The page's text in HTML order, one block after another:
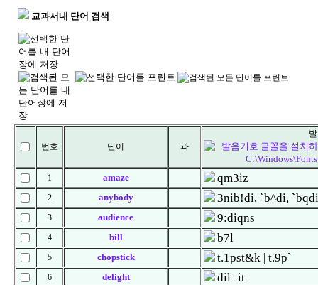
교과서내 단어 검색
번호 단어 과
1 amaze qm3iz
2 anybody 3nib!di, `b^di,
3 audience 9:diqns
4 bill b7l
5 chopstick t.1pst&k | t.9p`
6 delight dil=it